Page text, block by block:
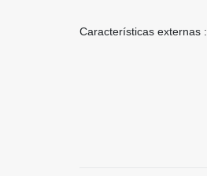
Características externas :